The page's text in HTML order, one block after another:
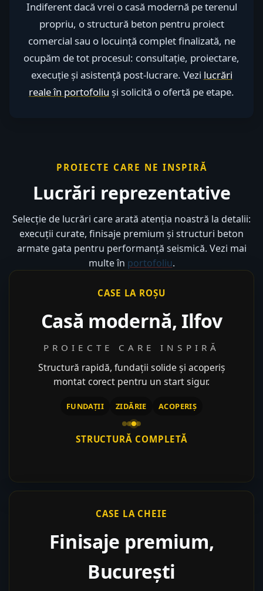
Indiferent dacă vrei o casă modernă pe terenul
propriu, o structură beton pentru proiect
comercial sau o locuință complet finalizată, ne
ocupăm de tot procesul: consultație, proiectare,
execuție și asistență post-lucrare. Vezi lucrări
reale în portofoliu și solicită o ofertă pe etape.
PROIECTE CARE NE INSPIRĂ
Lucrări reprezentative
Selecție de lucrări care arată atenția noastră la detalii:
execuții curate, finisaje premium și structuri beton
armate gata pentru performanță seismică. Vezi mai
multe în portofoliu.
CASE LA ROȘU
Casă modernă, Ilfov
PROIECTE CARE INSPIRĂ
Structură rapidă, fundații solide și acoperiș
montat corect pentru un start sigur.
FUNDAȚII ZIDĂRIE ACOPERIȘ
STRUCTURĂ COMPLETĂ
CASE LA CHEIE
Finisaje premium,
București